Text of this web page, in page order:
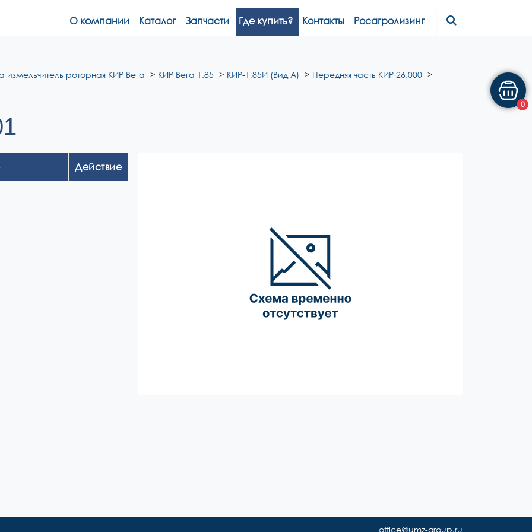
О компании Каталог Запчасти Где купить? Контакты Росагролизинг
измельчитель роторная КИР Вега КИР Вега 1.85 КИР-1,85И (Вид А)
Передняя часть КИР 26.000
Действие
office@umz-group.ru
0